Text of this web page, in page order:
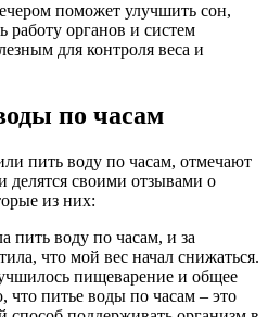
поможет улучшить сон,
работу органов и систем
для контроля веса и
по часам
пить воду по часам, отмечают
делятся своими отзывами о
из них:
пить воду по часам, и за
что мой вес начал снижаться.
пищеварение и общее
что питье воды по часам – это